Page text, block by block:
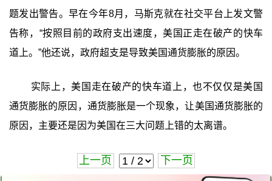
题发出警告。早在今年8月，马斯克就在社交平台上发文警
告称，“按照目前的政府支出速度，美国正走在破产的快车
道上。”他还说，政府超支是导致美国通货膨胀的原因。
实际上，美国走在破产的快车道上，也不仅仅是美国
通货膨胀的原因，通货膨胀是一个现象，让美国通货膨胀的
原因，主要还是因为美国在三大问题上错的太离谱。
上一页 下一页